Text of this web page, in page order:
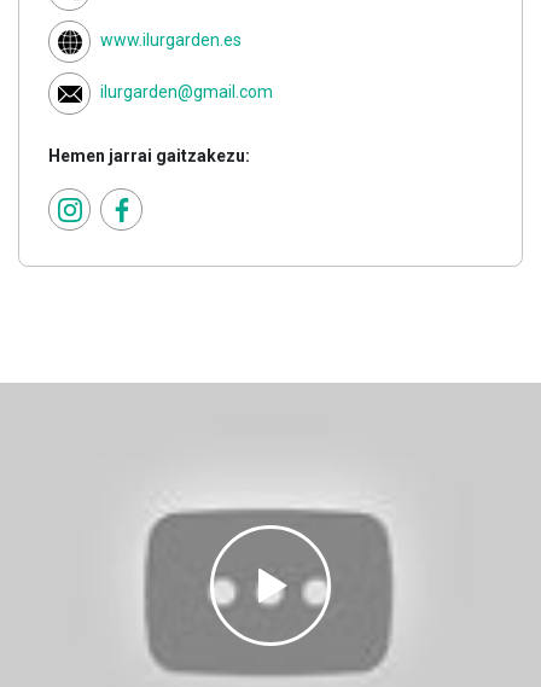
www.ilurgarden.es
ilurgarden@gmail.com
Hemen jarrai gaitzakezu: